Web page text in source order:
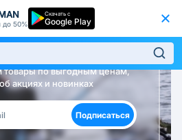
до 50%
Скачать с
Google Play
в курсе!
товары по выгодным ценам,
акциях и новинках
Подписаться